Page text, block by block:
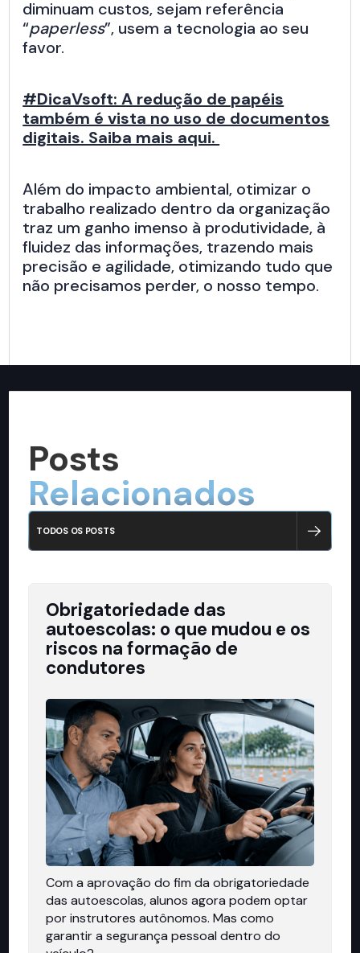
diminuam custos, sejam referência
“paperless”, usem a tecnologia ao seu
favor.
#DicaVsoft: A redução de papéis
também é vista no uso de documentos
digitais. Saiba mais aqui.
Além do impacto ambiental, otimizar o
trabalho realizado dentro da organização
traz um ganho imenso à produtividade, à
fluidez das informações, trazendo mais
precisão e agilidade, otimizando tudo que
não precisamos perder, o nosso tempo.
Posts
Relacionados
TODOS OS POSTS
Obrigatoriedade das
autoescolas: o que mudou e os
riscos na formação de
condutores
Com a aprovação do fim da obrigatoriedade
das autoescolas, alunos agora podem optar
por instrutores autônomos. Mas como
garantir a segurança pessoal dentro do